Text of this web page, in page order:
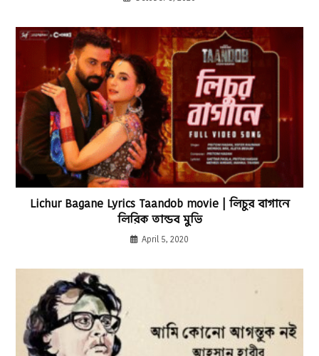
Lichur Bagane Lyrics Taandob movie | লিচুর বাগানে
লিরিক তান্ডব মুভি
April 5, 2020